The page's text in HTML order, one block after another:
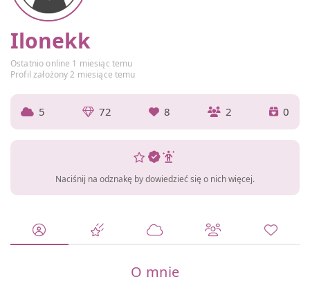
Ilonekk
Ostatnio online 1 miesiąc temu
Profil założony 2 miesiące temu
5 72 8 2 0
Naciśnij na odznakę by dowiedzieć się o nich więcej.
O mnie